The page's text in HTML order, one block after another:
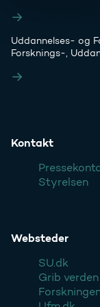
Uddannelses- og
Forsknings-,
Kontakt
Styrelsen
Websteder
SU.dk
Grib verden